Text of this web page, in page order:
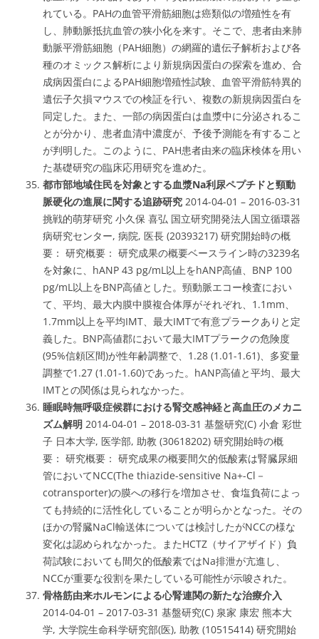
れている。PAHの血管平滑筋細胞は癌類似の増殖性を有
し、肺動脈抵抗血管の狭小化を来す。そこで、患者由来肺
動脈平滑筋細胞（PAH細胞）の網羅的遺伝子解析および各
種のオミックス解析により新規病因蛋白の探索を進め、合
成病因蛋白によるPAH細胞増殖性試験、血管平滑筋特異的
遺伝子欠損マウスでの検証を行い、複数の新規病因蛋白を
同定した。また、一部の病因蛋白は血漿中に分泌されるこ
とが分かり、患者血清中濃度が、予後予測能を有すること
が判明した。このように、PAH患者由来の臨床検体を用い
た基礎研究の臨床応用研究を進めた。
都市部地域住民を対象とする血漿Na利尿ペプチドと頸動
脈硬化の進展に関する追跡研究 2014-04-01 – 2016-03-31
挑戦的萌芽研究 小久保 喜弘 国立研究開発法人国立循環器
病研究センター, 病院, 医長 (20393217) 研究開始時の概
要： 研究概要： 研究成果の概要ベースライン時の3239名
を対象に、hANP 43 pg/mL以上をhANP高値、BNP 100
pg/mL以上をBNP高値とした。頸動脈エコー検査におい
て、平均、最大内膜中膜複合体厚がそれぞれ、1.1mm、
1.7mm以上を平均IMT、最大IMTで有意プラークありと定
義した。BNP高値郡において最大IMTプラークの危険度
(95%信頼区間)が性年齢調整で、1.28 (1.01-1.61)、多変量
調整で1.27 (1.01-1.60)であった。hANP高値と平均、最大
IMTとの関係は見られなかった。
睡眠時無呼吸症候群における腎交感神経と高血圧のメカニ
ズム解明 2014-04-01 – 2018-03-31 基盤研究(C) 小倉 彩世
子 日本大学, 医学部, 助教 (30618202) 研究開始時の概
要： 研究概要： 研究成果の概要間欠的低酸素は腎臓尿細
管においてNCC(The thiazide-sensitive Na+-Cl－
cotransporter)の膜への移行を増加させ、食塩負荷によっ
ても持続的に活性化していることが明らかとなった。その
ほかの腎臓NaCl輸送体については検討したがNCCの様な
変化は認められなかった。またHCTZ（サイアザイド）負
荷試験においても間欠的低酸素ではNa排泄が亢進し、
NCCが重要な役割を果たしている可能性が示唆された。
骨格筋由来ホルモンによる心腎連関の新たな治療介入
2014-04-01 – 2017-03-31 基盤研究(C) 泉家 康宏 熊本大
学, 大学院生命科学研究部(医), 助教 (10515414) 研究開始